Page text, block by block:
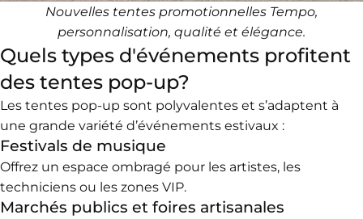
Nouvelles tentes promotionnelles Tempo,
personnalisation, qualité et élégance.
Quels types d'événements profitent
des tentes pop-up?
Les tentes pop-up sont polyvalentes et s’adaptent à
une grande variété d’événements estivaux :
Festivals de musique
Offrez un espace ombragé pour les artistes, les
techniciens ou les zones VIP.
Marchés publics et foires artisanales